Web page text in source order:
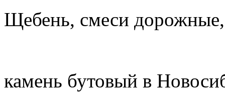
Щебень, смеси дорожные,
камень бутовый в